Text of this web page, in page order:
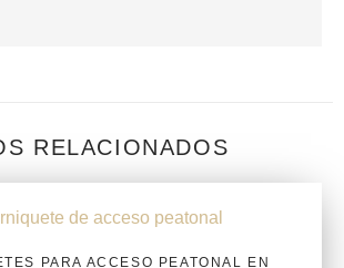
RELACIONADOS
PARA ACCESO PEATONAL EN